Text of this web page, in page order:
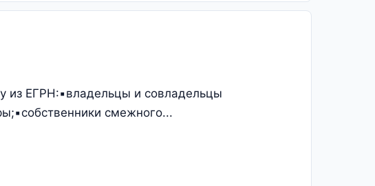
из ЕГРН:▪️владельцы и совладельцы
смежного...